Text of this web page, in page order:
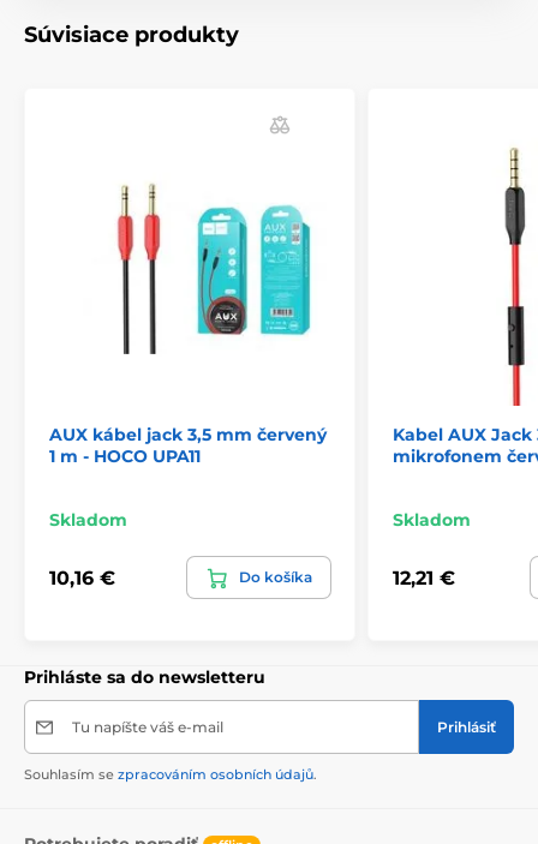
Súvisiace produkty
AUX kábel jack 3,5 mm červený
1 m - HOCO UPA11
Skladom
10,16 € Do košíka
Kabel AUX Jack
mikrofonem
Skladom
12,21 €
Prihláste sa do newsletteru
Tu napíšte váš e-mail Prihlásiť
Souhlasím se zpracováním osobních údajů.